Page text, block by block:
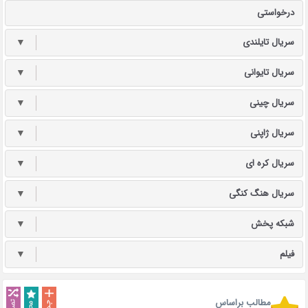
درخواستی
سریال تایلندی ▼
سریال تایوانی ▼
سریال چینی ▼
سریال ژاپنی ▼
سریال کره ای ▼
سریال هنگ کنگی ▼
شبکه پخش ▼
فیلم ▼
مطالب براساس